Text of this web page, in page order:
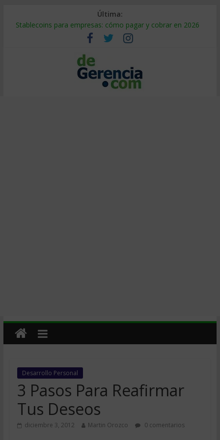
Última:
Stablecoins para empresas: cómo pagar y cobrar en 2026
Despido silencioso: qué es y por qué sale tan caro
IA en selección de personal: cómo auditarla a tiempo
Trabajo forzoso en la cadena de suministro: qué hacer
Mercado hispano de EE. UU.: cómo segmentarlo y venderle
Desarrollo Personal
3 Pasos Para Reafirmar
Tus Deseos
diciembre 3, 2012 Martin Orozco 0 comentarios